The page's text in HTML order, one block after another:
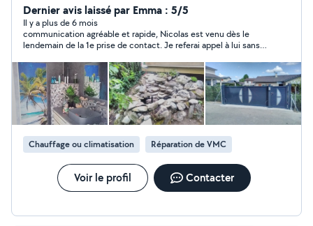
Dernier avis laissé par Emma : 5/5
Il y a plus de 6 mois
communication agréable et rapide, Nicolas est venu dès le
lendemain de la 1e prise de contact. Je referai appel à lui sans
Chauffage ou climatisation Réparation de VMC
Voir le profil Contacter